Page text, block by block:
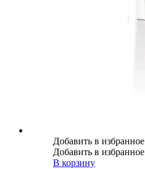
Добавить в избранное
Добавить в избранное
В корзину